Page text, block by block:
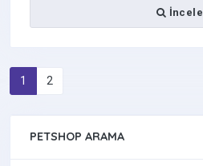
İncele
1 2
PETSHOP ARAMA